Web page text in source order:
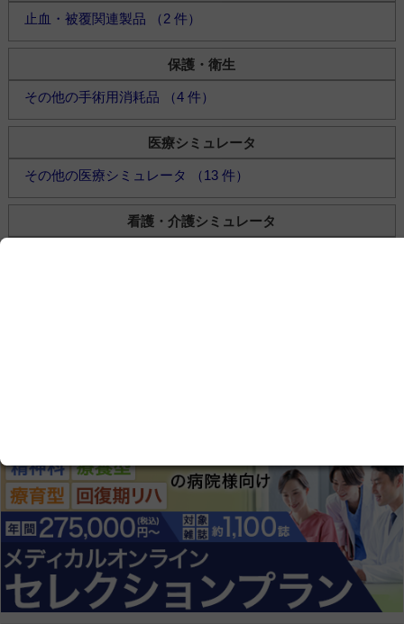
止血・被覆関連製品 （2 件）
保護・衛生
その他の手術用消耗品 （4 件）
医療シミュレータ
その他の医療シミュレータ （13 件）
看護・介護シミュレータ